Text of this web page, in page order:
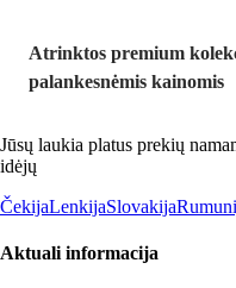
Atrinktos premium
palankesnėmis kainomis
Jūsų laukia platus prekių
idėjų
ČekijaLenkijaSlovakija
Aktuali informacija